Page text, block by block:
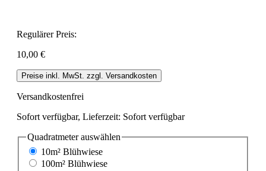
Regulärer Preis:
10,00 €
Preise inkl. MwSt. zzgl. Versandkosten
Versandkostenfrei
Sofort verfügbar, Lieferzeit: Sofort verfügbar
Quadratmeterauswählen
10m² Blühwiese
100m² Blühwiese